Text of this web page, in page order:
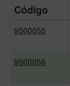
Código
9500055
9500056